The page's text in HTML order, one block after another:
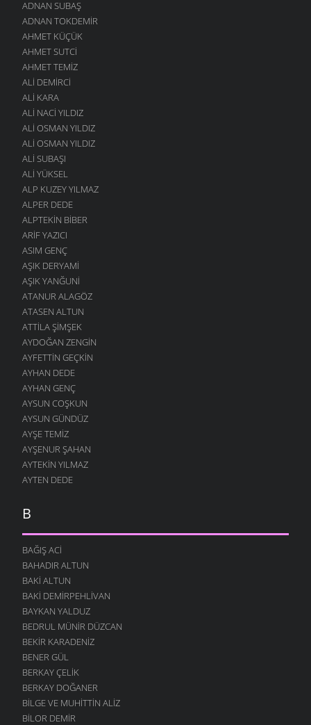
ADNAN SUBAŞ
ADNAN TOKDEMIR
AHMET KÜÇÜK
AHMET SUTCI
AHMET TEMIZ
ALI DEMIRCI
ALI KARA
ALI NACI YILDIZ
ALI OSMAN YILDIZ
ALI OSMAN YILDIZ
ALI SUBAŞI
ALI YÜKSEL
ALP KUZEY YILMAZ
ALPER DEDE
ALPTEKIN BIBER
ARIF YAZICI
ASIM GENÇ
AŞIK DERYAMI
AŞIK YANĞUNI
ATANUR ALAGÖZ
ATASEN ALTUN
ATTILA ŞIMŞEK
AYDOĞAN ZENGIN
AYFETTIN GEÇKIN
AYHAN DEDE
AYHAN GENÇ
AYSUN COŞKUN
AYSUN GÜNDÜZ
AYŞE TEMIZ
AYŞENUR ŞAHAN
AYTEKIN YILMAZ
AYTEN DEDE
B
BAĞIŞ ACI
BAHADIR ALTUN
BAKI ALTUN
BAKI DEMIRPEHLIVAN
BAYKAN YALDUZ
BEDRUL MÜNIR DÜZCAN
BEKIR KARADENIZ
BENER GÜL
BERKAY ÇELIK
BERKAY DOĞANER
BILGE VE MUHITTIN ALIZ
BILOR DEMIR